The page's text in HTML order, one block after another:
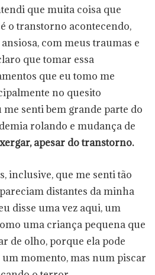
que muita coisa que
o transtorno acontecendo,
com meus traumas e
que tomar essa
que eu tomo me
no quesito
senti bem grande parte do
rolando e mudança de
apesar do transtorno.
inclusive, que me senti tão
distantes da minha
disse uma vez aqui, um
uma criança pequena que
de olho, porque ela pode
momento, mas num piscar